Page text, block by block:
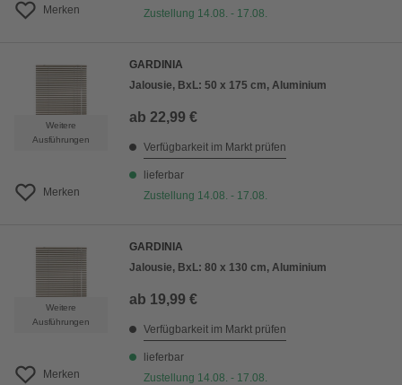
Merken
Zustellung 14.08. - 17.08.
Weitere
Ausführungen
Merken
GARDINIA
Jalousie, BxL: 50 x 175 cm, Aluminium
ab 22,99 €
Verfügbarkeit im Markt prüfen
lieferbar
Zustellung 14.08. - 17.08.
Weitere
Ausführungen
Merken
GARDINIA
Jalousie, BxL: 80 x 130 cm, Aluminium
ab 19,99 €
Verfügbarkeit im Markt prüfen
lieferbar
Zustellung 14.08. - 17.08.